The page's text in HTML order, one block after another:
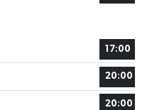
17:00
20:00
20:00